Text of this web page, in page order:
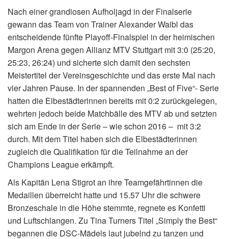
Nach einer grandiosen Aufholjagd in der Finalserie
gewann das Team von Trainer Alexander Waibl das
entscheidende fünfte Playoff-Finalspiel in der heimischen
Margon Arena gegen Allianz MTV Stuttgart mit 3:0 (25:20,
25:23, 26:24) und sicherte sich damit den sechsten
Meistertitel der Vereinsgeschichte und das erste Mal nach
vier Jahren Pause. In der spannenden „Best of Five“- Serie
hatten die Elbestädterinnen bereits mit 0:2 zurückgelegen,
wehrten jedoch beide Matchbälle des MTV ab und setzten
sich am Ende in der Serie – wie schon 2016 – mit 3:2
durch. Mit dem Titel haben sich die Elbestädterinnen
zugleich die Qualifikation für die Teilnahme an der
Champions League erkämpft.
Als Kapitän Lena Stigrot an ihre Teamgefährtinnen die
Medaillen überreicht hatte und 15.57 Uhr die schwere
Bronzeschale in die Höhe stemmte, regnete es Konfetti
und Luftschlangen. Zu Tina Turners Titel „Simply the Best“
begannen die DSC-Mädels laut jubelnd zu tanzen und